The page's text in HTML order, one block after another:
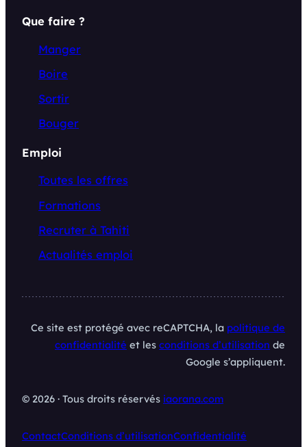
Que faire ?
Manger
Boire
Sortir
Bouger
Emploi
Toutes les offres
Formations
Recruter à Tahiti
Actualités emploi
Ce site est protégé avec reCAPTCHA, la politique de
confidentialité et les conditions d’utilisation de
Google s’appliquent.
© 2026 · Tous droits réservés iaorana.com
ContactConditions d’utilisationConfidentialité